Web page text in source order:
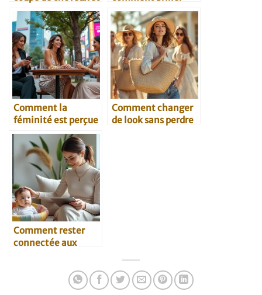
style vestimentaire
avec des bottines ?
Comment la
féminité est perçue
dans les rencontres
modernes
Comment changer
de look sans perdre
Comment rester
connectée aux